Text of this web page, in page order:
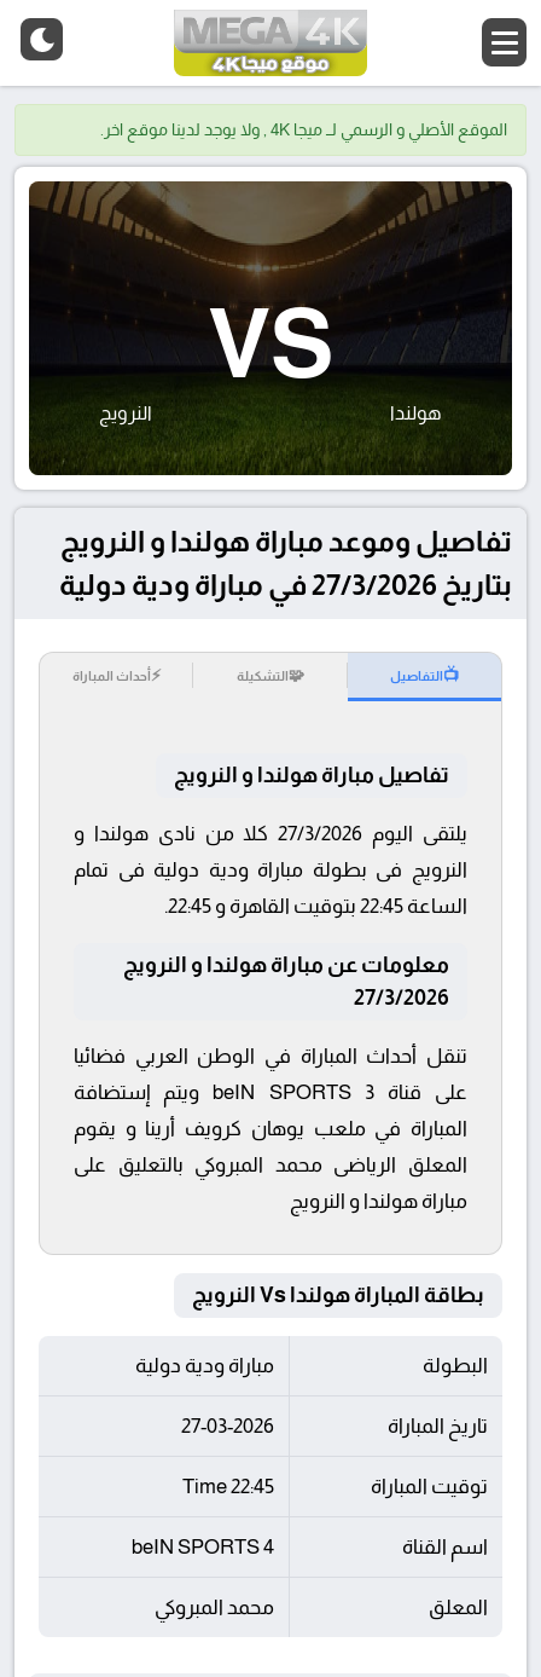
الموقع الأصلي و الرسمي لــ ميجا 4K , ولا يوجد لدينا موقع اخر.
هولندا
VS
النرويج
تفاصيل وموعد مباراة هولندا و النرويج
بتاريخ 27/3/2026 في مباراة ودية دولية
📺التفاصيل 🧩التشكيلة ⚡أحداث المباراة
تفاصيل مباراة هولندا و النرويج
يلتقى اليوم 27/3/2026 كلا من نادى هولندا و
النرويج فى بطولة مباراة ودية دولية فى تمام
الساعة 22:45 بتوقيت القاهرة و 22:45.
معلومات عن مباراة هولندا و النرويج
27/3/2026
تنقل أحداث المباراة في الوطن العربي فضائيا
على قناة beIN SPORTS 3 ويتم إستضافة
المباراة في ملعب يوهان كرويف أرينا و يقوم
المعلق الرياضى محمد المبروكي بالتعليق على
مباراة هولندا و النرويج
بطاقة المباراة هولندا Vs النرويج
البطولة مباراة ودية دولية
تاريخ المباراة 27-03-2026
توقيت المباراة 22:45 Time
اسم القناة beIN SPORTS 4
المعلق محمد المبروكي